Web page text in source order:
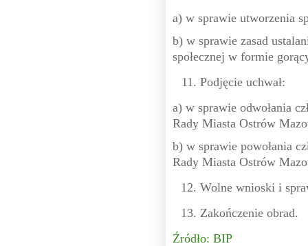
a) w sprawie utworzenia
b) w sprawie zasad
społecznej w formie
Podjęcie uchwał:
a) w sprawie odwołania
Rady Miasta Ostrów
b) w sprawie powołania
Rady Miasta Ostrów
Wolne wnioski i
Zakończenie obrad.
Źródło: BIP